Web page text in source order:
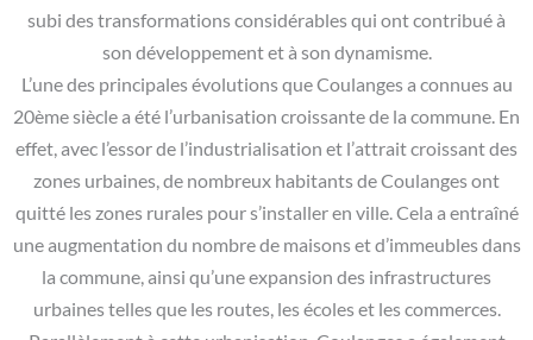
subi des transformations considérables qui ont contribué à
son développement et à son dynamisme.
L’une des principales évolutions que Coulanges a connues au
20ème siècle a été l’urbanisation croissante de la commune. En
effet, avec l’essor de l’industrialisation et l’attrait croissant des
zones urbaines, de nombreux habitants de Coulanges ont
quitté les zones rurales pour s’installer en ville. Cela a entraîné
une augmentation du nombre de maisons et d’immeubles dans
la commune, ainsi qu’une expansion des infrastructures
urbaines telles que les routes, les écoles et les commerces.